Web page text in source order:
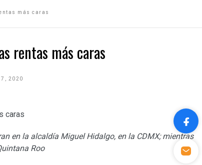
más caras
rentas más caras
7, 2020
en la alcaldía Miguel Hidalgo, en la CDMX; mientras
Roo